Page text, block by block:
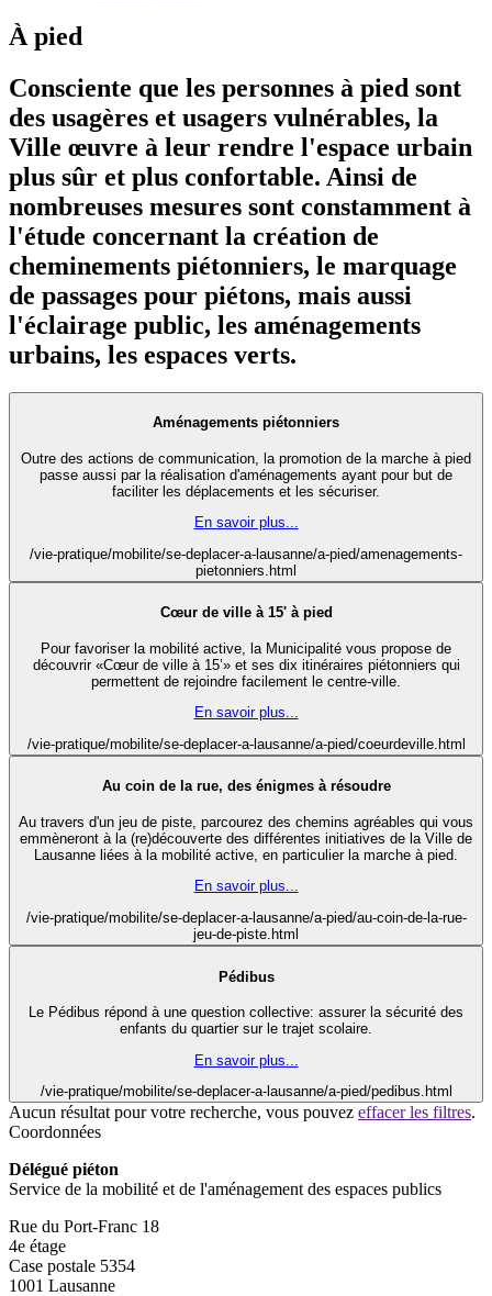
À pied
Consciente que les personnes à pied sont
des usagères et usagers vulnérables, la
Ville œuvre à leur rendre l'espace urbain
plus sûr et plus confortable. Ainsi de
nombreuses mesures sont constamment à
l'étude concernant la création de
cheminements piétonniers, le marquage
de passages pour piétons, mais aussi
l'éclairage public, les aménagements
urbains, les espaces verts.
Aménagements piétonniers
Outre des actions de communication, la promotion de la marche à pied
passe aussi par la réalisation d'aménagements ayant pour but de
faciliter les déplacements et les sécuriser.
En savoir plus...
/vie-pratique/mobilite/se-deplacer-a-lausanne/a-pied/amenagements-
pietonniers.html
Cœur de ville à 15' à pied
Pour favoriser la mobilité active, la Municipalité vous propose de
découvrir «Cœur de ville à 15’» et ses dix itinéraires piétonniers qui
permettent de rejoindre facilement le centre-ville.
En savoir plus...
/vie-pratique/mobilite/se-deplacer-a-lausanne/a-pied/coeurdeville.html
Au coin de la rue, des énigmes à résoudre
Au travers d'un jeu de piste, parcourez des chemins agréables qui vous
emmèneront à la (re)découverte des différentes initiatives de la Ville de
Lausanne liées à la mobilité active, en particulier la marche à pied.
En savoir plus...
/vie-pratique/mobilite/se-deplacer-a-lausanne/a-pied/au-coin-de-la-rue-
jeu-de-piste.html
Pédibus
Le Pédibus répond à une question collective: assurer la sécurité des
enfants du quartier sur le trajet scolaire.
En savoir plus...
/vie-pratique/mobilite/se-deplacer-a-lausanne/a-pied/pedibus.html
Aucun résultat pour votre recherche, vous pouvez effacer les filtres.
Coordonnées
Délégué piéton
Service de la mobilité et de l'aménagement des espaces publics
Rue du Port-Franc 18
4e étage
Case postale 5354
1001 Lausanne